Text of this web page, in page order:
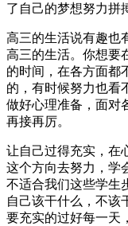
了自己的梦想努力拼
高三的生活说有趣也
高三的生活。你想要
的时间，在各方面都
的，有时候努力也看
做好心理准备，面对
再接再厉。
让自己过得充实，在
这个方向去努力，学
不适合我们这些学生
自己该干什么，不该
要充实的过好每一天